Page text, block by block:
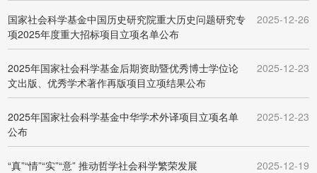
国家社会科学基金中国历史研究院重大历史问题研究专
项2025年度重大招标项目立项名单公布
2025-12-26
2025年国家社会科学基金后期资助暨优秀博士学位论
文出版、优秀学术著作再版项目立项结果公布
2025-12-23
2025年国家社会科学基金中华学术外译项目立项名单
公布
2025-12-23
“真”“情”“实”“意” 推动哲学社会科学繁荣发展 2025-12-19